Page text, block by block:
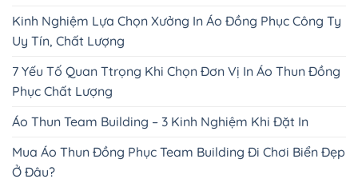
Kinh Nghiệm Lựa Chọn Xưởng In Áo Đồng Phục Công Ty
Uy Tín, Chất Lượng
7 Yếu Tố Quan Ttrọng Khi Chọn Đơn Vị In Áo Thun Đồng
Phục Chất Lượng
Áo Thun Team Building – 3 Kinh Nghiệm Khi Đặt In
Mua Áo Thun Đồng Phục Team Building Đi Chơi Biển Đẹp
Ở Đâu?